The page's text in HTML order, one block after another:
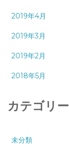
2019年4月
2019年3月
2019年2月
2018年5月
カテゴリー
未分類